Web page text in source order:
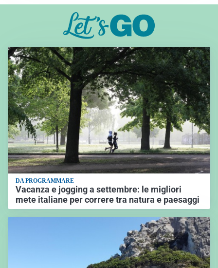
DA PROGRAMMARE
Vacanza e jogging a settembre: le migliori
mete italiane per correre tra natura e paesaggi